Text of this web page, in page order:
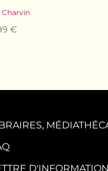
Charvin
€
D'INFORMATION